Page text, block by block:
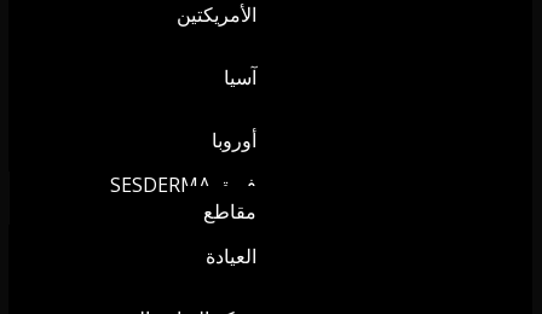
الأمريكتين
آسيا
أوروبا
فريق SESDERMA
مقاطع
العيادة